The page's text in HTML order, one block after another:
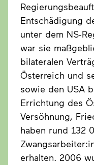
Entschädigung
unter dem NS-
war sie
bilateralen
Österreich und
sowie den USA
Errichtung des
Versöhnung,
haben rund 132
erhalten. 2006